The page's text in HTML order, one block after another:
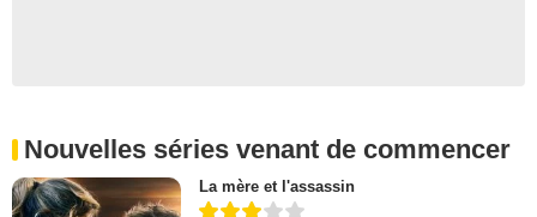
Nouvelles séries venant de commencer
La mère et l'assassin